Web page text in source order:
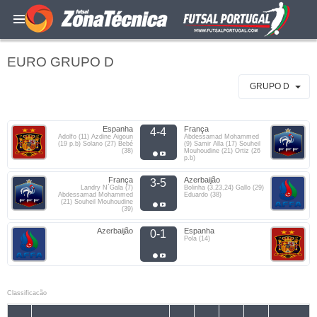
EURO GRUPO D
GRUPO D
Espanha
Adolfo (11) Azdine Aigoun
(19 p.b) Solano (27) Bebé
(38)
4-4 França
Abdessamad Mohammed
(9) Samir Alla (17) Souheil
Mouhoudine (21) Ortiz (26
p.b)
França
Landry N´Gala (7)
Abdessamad Mohammed
(21) Souheil Mouhoudine
(39)
3-5 Azerbaijão
Bolinha (3,23,24) Gallo (29)
Eduardo (38)
Azerbaijão 0-1 Espanha
Pola (14)
Classificacão